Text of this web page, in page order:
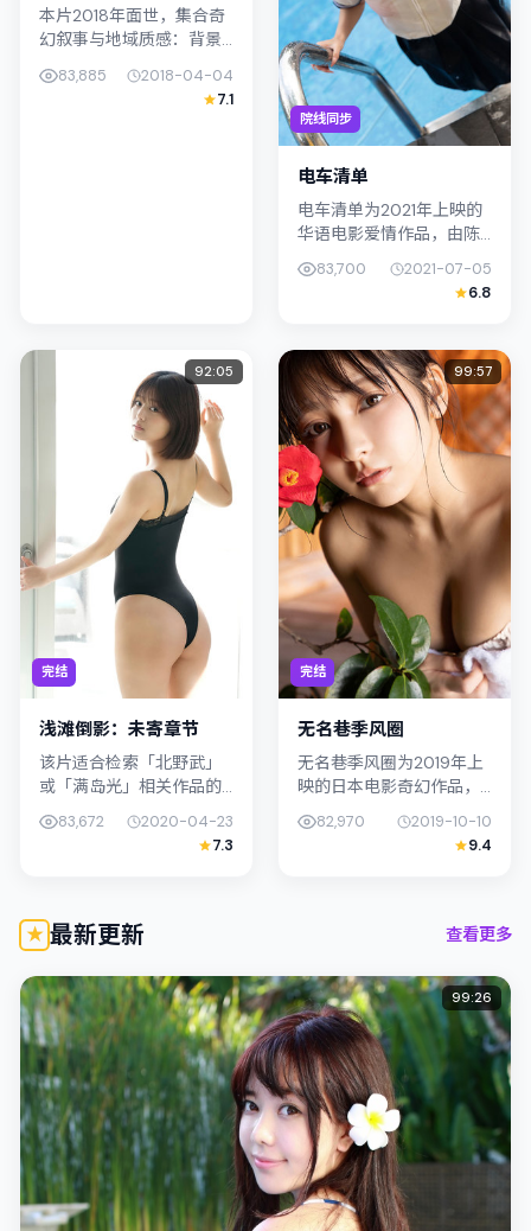
本片2018年面世，集合奇
幻叙事与地域质感：背景
化肌理相呼应。导演杨德
昌善用光影与声场塑造孤
83,885
2018-04-04
7.1
院线同步
电车清单
电车清单为2021年上映的
华语电影爱情作品，由陈
哲艺执导。影片以真实细
腻的笔触描写普通人处
境，宋康昊与松坂桃李的
层推进，适...
83,700
2021-07-05
6.8
完结
92:05
浅滩倒影：未寄章节
该片适合检索「北野武」
或「满岛光」相关作品的
观众：浅滩倒影：未寄章
节在2020年发行，类型上
归入战争，叙事焦点落在
83,672
2020-04-23
7.3
完结
99:57
无名巷季风圈
无名巷季风圈为2019年上
映的日本电影奇幻作品，
由北野武执导。影片以真
实细腻的笔触描写普通人
处境，宋康昊与染谷将太
82,970
2019-10-10
9.4
最新更新 查看更多
99:26